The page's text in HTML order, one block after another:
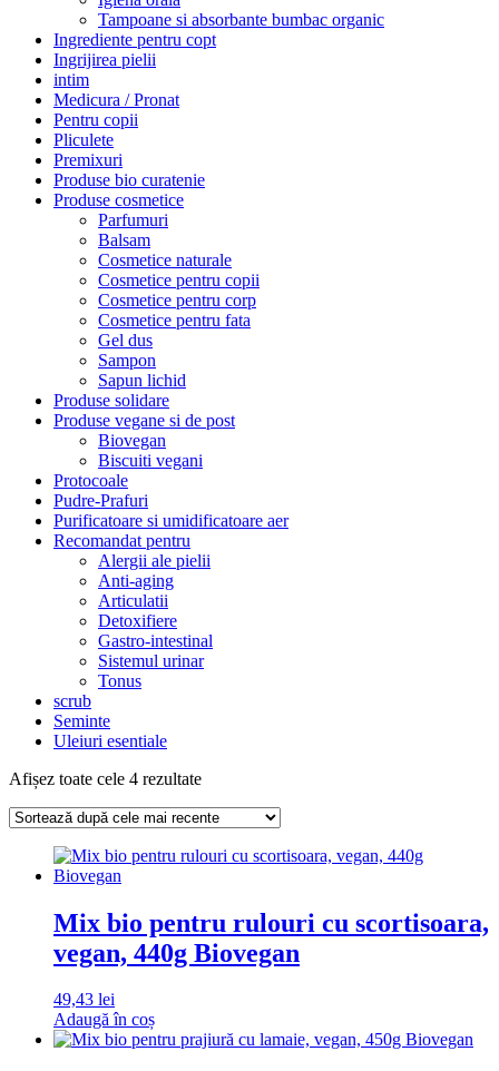
Tampoane si absorbante bumbac organic
Ingrediente pentru copt
Ingrijirea pielii
intim
Medicura / Pronat
Pentru copii
Pliculete
Premixuri
Produse bio curatenie
Produse cosmetice
Parfumuri
Balsam
Cosmetice naturale
Cosmetice pentru copii
Cosmetice pentru corp
Cosmetice pentru fata
Gel dus
Sampon
Sapun lichid
Produse solidare
Produse vegane si de post
Biovegan
Biscuiti vegani
Protocoale
Pudre-Prafuri
Purificatoare si umidificatoare aer
Recomandat pentru
Alergii ale pielii
Anti-aging
Articulatii
Detoxifiere
Gastro-intestinal
Sistemul urinar
Tonus
scrub
Seminte
Uleiuri esentiale
Afișez toate cele 4 rezultateSortat
cele
recente
Mix bio pentru rulouri cu scortisoara,
vegan, 440g Biovegan
49,43 lei
Adaugă în coș